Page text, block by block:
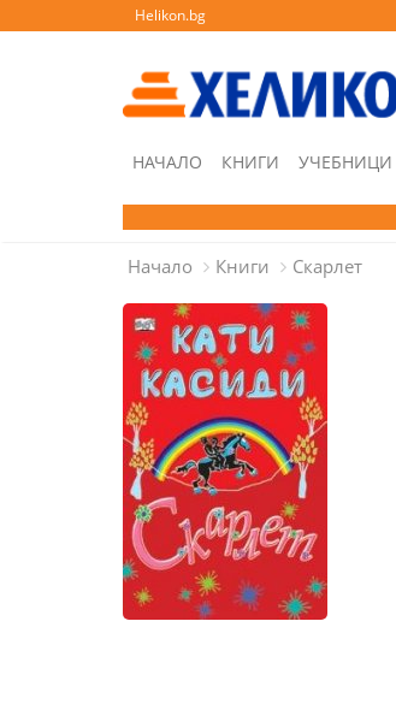
Helikon.bg
НАЧАЛО КНИГИ УЧЕБНИЦИ
Начало Книги Скарлет